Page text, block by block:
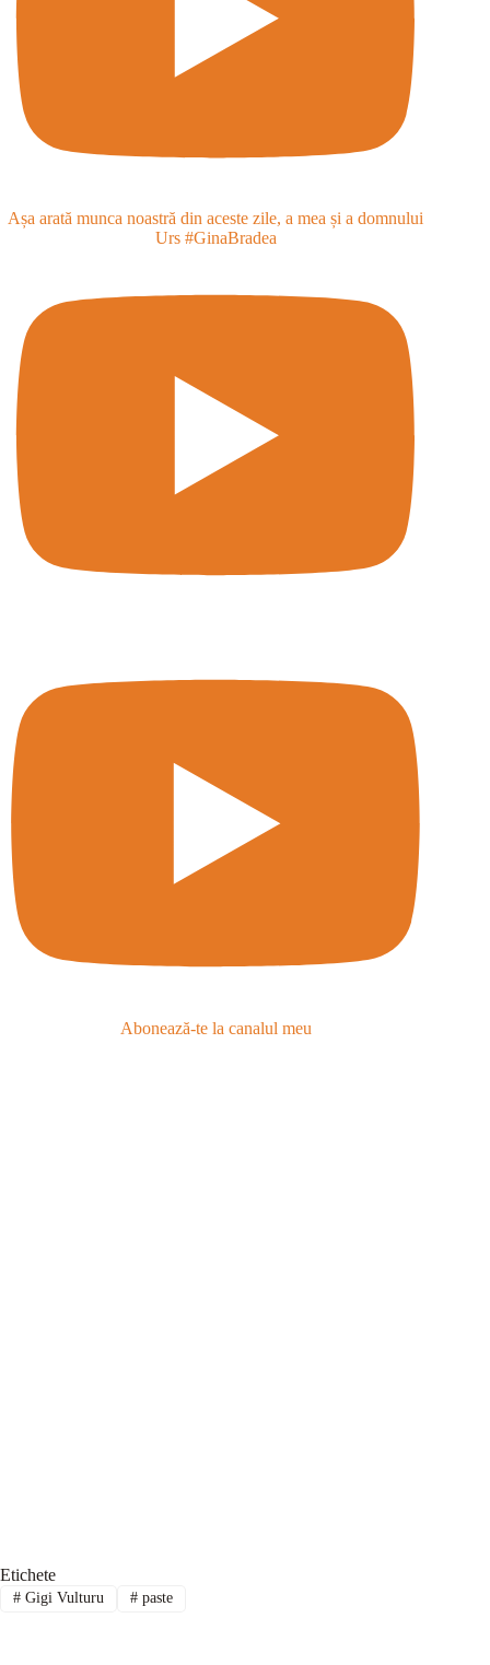
Așa arată munca noastră din aceste zile, a mea și a domnului
Urs #GinaBradea
Abonează-te la canalul meu
Etichete
#Gigi Vulturu #paste